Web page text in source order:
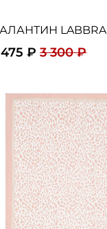
LABBRA
₽ 3 300 ₽